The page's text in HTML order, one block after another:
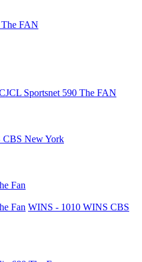
The FAN
Sportsnet 590 The FAN
New York
Fan
Fan WINS - 1010 WINS CBS